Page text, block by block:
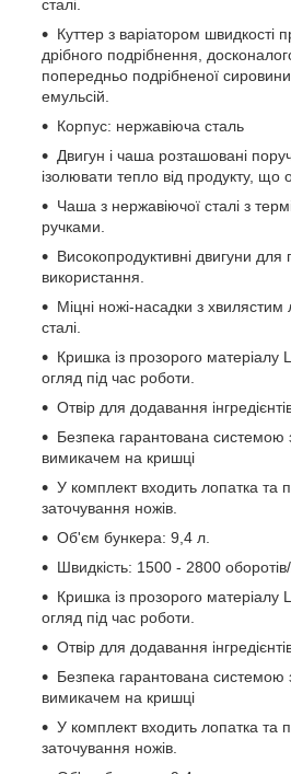
сталі.
Куттер з варіатором швидкості
дрібного подрібнення,
попередньо подрібненої
емульсій.
Корпус: нержавіюча сталь
Двигун і чаша розташовані
ізолювати тепло від продукту, що
Чаша з нержавіючої сталі з
ручками.
Високопродуктивні двигуни для
використання.
Міцні ножі-насадки з хвилястим
сталі.
Кришка із прозорого
огляд під час роботи.
Отвір для додавання
Безпека гарантована системою
вимикачем на кришці
У комплект входить лопатка та
заточування ножів.
Об'єм бункера: 9,4 л.
Швидкість: 1500 - 2800
Кришка із прозорого
огляд під час роботи.
Отвір для додавання
Безпека гарантована системою
вимикачем на кришці
У комплект входить лопатка та
заточування ножів.